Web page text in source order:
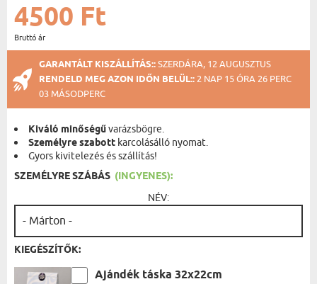
4500 Ft
Bruttó ár
GARANTÁLT KISZÁLLÍTÁS::SZERDÁRA, 12 AUGUSZTUS
RENDELD MEG AZON IDŐN BELÜL:: 2 NAP 15 ÓRA 26 PERC
03 MÁSODPERC
Kiváló minőségűvarázsbögre.
Személyre szabott karcolásálló nyomat.
Gyors kivitelezés és szállítás!
SZEMÉLYRE SZÁBÁS (INGYENES):
NÉV:
KIEGÉSZÍTŐK:
Ajándék táska 32x22cm